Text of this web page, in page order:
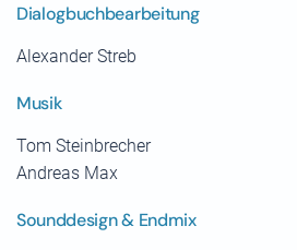
Dialogbuchbearbeitung
Alexander Streb
Musik
Tom Steinbrecher
Andreas Max
Sounddesign & Endmix